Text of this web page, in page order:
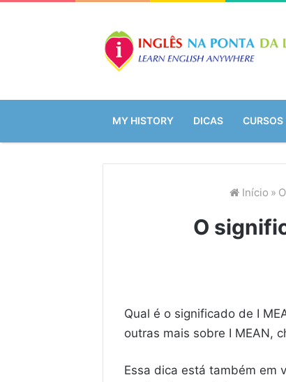
MY HISTORY DICAS CURSOS
Início »
O
Qual é o significado de I
outras mais sobre I MEAN,
Essa dica está também em